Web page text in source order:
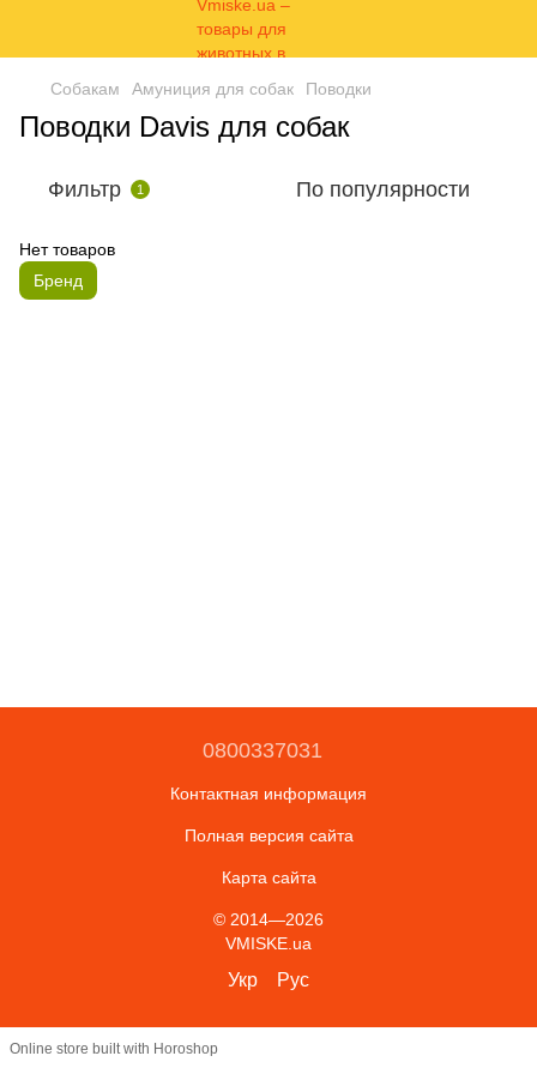
Собакам Амуниция для собак Поводки
Поводки Davis для собак
Фильтр 1 По популярности
Нет товаров
Бренд
0800337031
Контактная информация
Полная версия сайта
Карта сайта
© 2014—2026
VMISKE.ua
Укр Рус
Online store built with Horoshop